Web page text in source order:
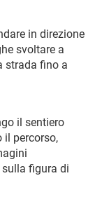
in direzione
svoltare a
strada fino a
il sentiero
il percorso,
figura di